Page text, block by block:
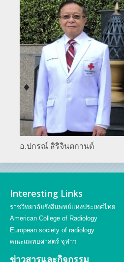
อ.ปกรณ์ สิริจินตกานต์
Interesting Links
ราชวิทยาลัยรังสีแพทย์แห่งประเทศไทย
American College of Radiology
European society of radiology
คณะแพทยศาสตร์ จุฬาฯ
ข่าวสารและกิจกรรม